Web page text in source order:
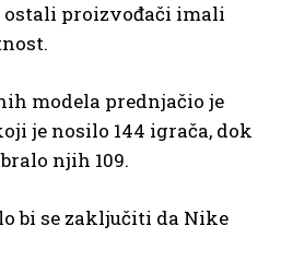
ostali proizvođači imali
modela prednjačio je
je nosilo 144 igrača, dok
njih 109.
bi se zaključiti da Nike